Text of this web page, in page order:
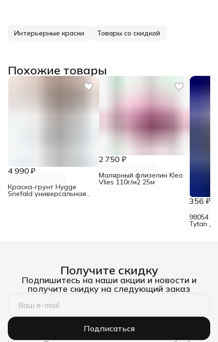
Интерьерные краски Товары со скидкой
Похожие товары
4 990 ₽
Краска-грунт Hygge
Snefald универсальная
2 750 ₽
Малярный флизелин Kleo
Vlies 110г/м2 25м
356 ₽
98054
Tytan
Получите скидку
Подпишитесь на наши акции и новости и
получите скидку на следующий заказ
Подписаться